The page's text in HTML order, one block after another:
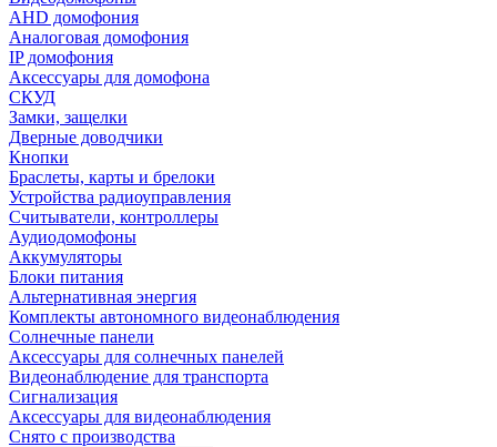
AHD домофония
Аналоговая домофония
IP домофония
Аксессуары для домофона
СКУД
Замки, защелки
Дверные доводчики
Кнопки
Браслеты, карты и брелоки
Устройства радиоуправления
Считыватели, контроллеры
Аудиодомофоны
Аккумуляторы
Блоки питания
Альтернативная энергия
Комплекты автономного видеонаблюдения
Солнечные панели
Аксессуары для солнечных панелей
Видеонаблюдение для транспорта
Сигнализация
Аксессуары для видеонаблюдения
Снято с производства